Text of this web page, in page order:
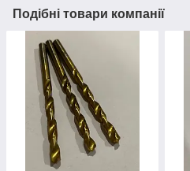
Подібні товари компанії